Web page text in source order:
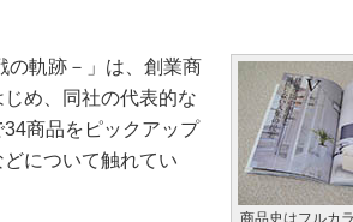
商品史はフルカ
軌跡－」は、創業商
め、同社の代表的な
商品をピックアップ
について触れてい